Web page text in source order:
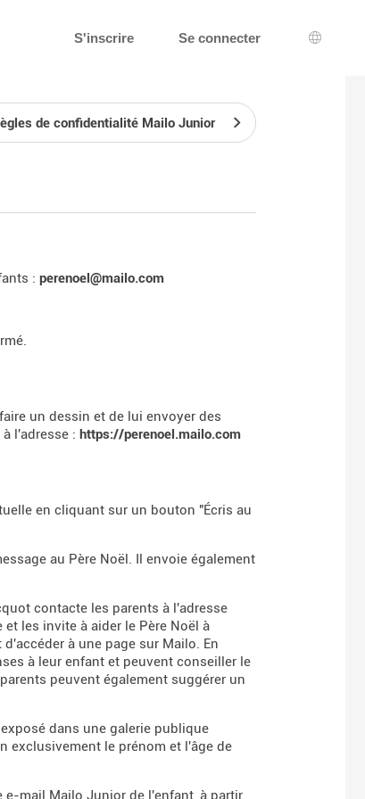
S'inscrire Se connecter
Choix
de confidentialité Mailo Junior
: perenoel@mailo.com
un dessin et de lui envoyer des
l'adresse : https://perenoel.mailo.com
en cliquant sur un bouton "Écris au
au Père Noël. Il envoie également
contacte les parents à l'adresse
les invite à aider le Père Noël à
à une page sur Mailo. En
à leur enfant et peuvent conseiller le
peuvent également suggérer un
dans une galerie publique
exclusivement le prénom et l'âge de
e-mail Mailo Junior de l'enfant, à partir